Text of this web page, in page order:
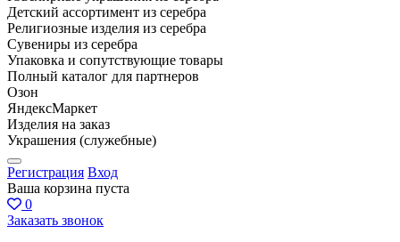
Детский ассортимент из серебра
Религиозные изделия из серебра
Сувениры из серебра
Упаковка и сопутствующие товары
Полный каталог для партнеров
Озон
ЯндексМаркет
Изделия на заказ
Украшения (служебные)
Регистрация Вход
Ваша корзина пуста
0
Заказать звонок